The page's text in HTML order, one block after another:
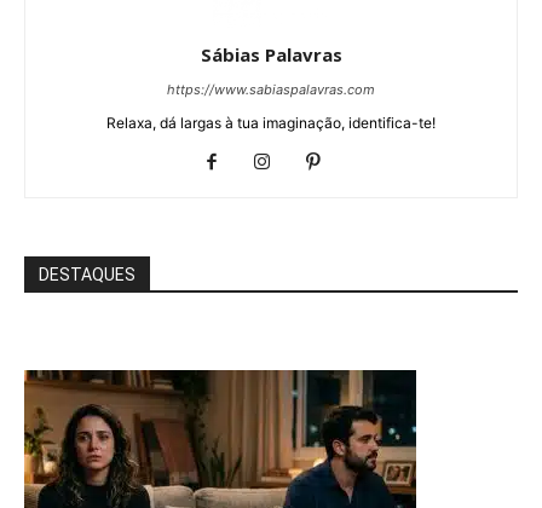
Sábias Palavras
https://www.sabiaspalavras.com
Relaxa, dá largas à tua imaginação, identifica-te!
DESTAQUES